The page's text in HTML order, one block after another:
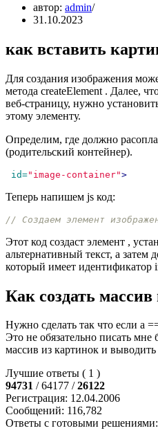
автор: admin
31.10.2023
как вставить
Для создания изображения
метода createElement . Далее,
веб-страницу, нужно
этому элементу.
Определим, где должно
(родительский контейнер).
id="image-container">
Теперь напишем js код:
// Создаем элемент
Этот код создаст элемент ,
альтернативный текст, а затем
который имеет идентификатор
Как создать
Нужно сделать так что если а
Это не обязательно писать мне
массив из картинок и выводить
Лучшие ответы ( 1 )
94731 / 64177 /26122
Регистрация: 12.04.2006
Сообщений: 116,782
Ответы с готовыми решениями: